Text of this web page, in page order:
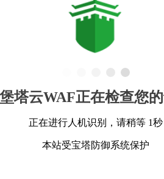
堡塔云WAF正在检查您
正在进行人机识别，请稍等 1秒
本站受宝塔防御系统保护